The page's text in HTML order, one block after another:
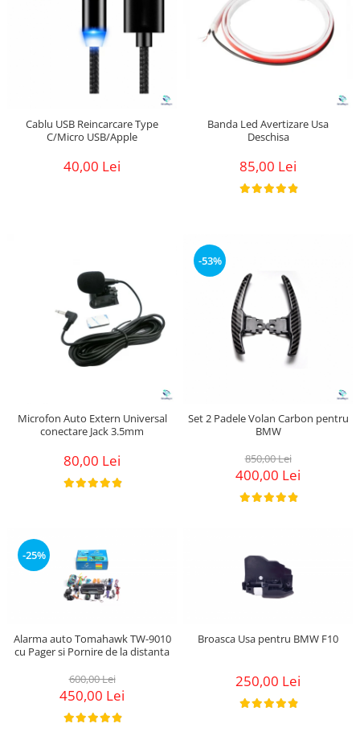
Cablu USB Reincarcare Type
C/Micro USB/Apple
40,00 Lei
Banda Led Avertizare Usa
Deschisa
85,00 Lei
Microfon Auto Extern Universal
conectare Jack 3.5mm
80,00 Lei
-53%
Set 2 Padele Volan Carbon pentru
BMW
850,00 Lei
400,00 Lei
-25%
Alarma auto Tomahawk TW-9010
cu Pager si Pornire de la distanta
600,00 Lei
450,00 Lei
Broasca Usa pentru BMW F10
250,00 Lei